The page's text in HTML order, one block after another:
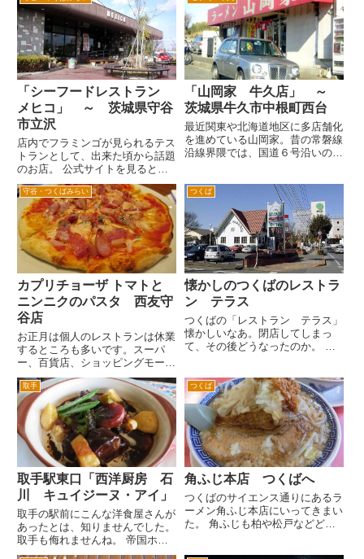
時は、いつもは座敷へ座れるの
だ...
ン 来夢 守谷店という屋号だっ
たんですが、最近来夢がなくな
り、喜多方ラーメン守谷店になっ
てま...
「シーフードレストラン
メヒコ」 ～ 茨城県守谷
市立沢
店内でフラミンゴが見られるテス
トランとして、出来た頃から話題
のお店。 公式サイトを見ると茨
城や福島県などを中心に全国展開
をしているようですね。 会社の
基本コンセプトは、 「食を通し
て健康を考える」 だそうです
が、150トンの水槽を有する水
族...
「山岡家 牛久店」 ～
茨城県牛久市中根町西台
最近関東や北海道地区に多店舗化
を進めている山岡家。昔の常磐線
沿線界隈では、国道６号沿いのロ
道４０８号線と交差する交差点を
土浦方面へ北上すると右手にパー
キングエリアがあります。以前
は...
守谷・つくばみらい
カプリチョーザ トマトと
ニンニクのパスタ 西友守
谷店
お正月は個人のレストランは休業
するところも多いです。スーパ
ー、百貨店、ショッピングモール
などは２日から初売り、福袋の販
売をするためやってます。そのた
めそこに併設しているレストラン
もやってます。 茨城県守谷市
にある西友を核にした施設「楽
市」...
つくば
懐かしのつくばのレストラ
ン テラス
つくばの「レストラン テラス」
懐かしいなあ。閉店してしまっ
て、その後どうなったのか。 現
のちに隆盛を誇ったつくば電気街
もこのレストランの前に第一家電
があった程度でした。また、立派
な...
取手
取手駅東口「西洋厨房 石
川 キュイジーヌ・アイ」
取手の駅前にこんな洋食屋さんが
あったとは、知りませんでした。
取手も侮れませんね。 帝国ホテ
ルの会員制レストラン「三田倶楽
つくば
角ふじ本店 つくばへ
つくばのサイエンス通りにあるラ
ーメン角ふじ本店にいってきまい
た。 角ふじも柏や松戸などどこ